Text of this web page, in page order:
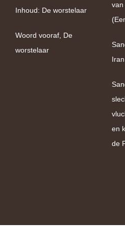
Inhoud: De worstelaar
Woord vooraf, De
worstelaar
van
en
de